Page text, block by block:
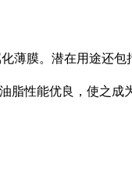
薄膜。潜在用途还
性能优良，使之成